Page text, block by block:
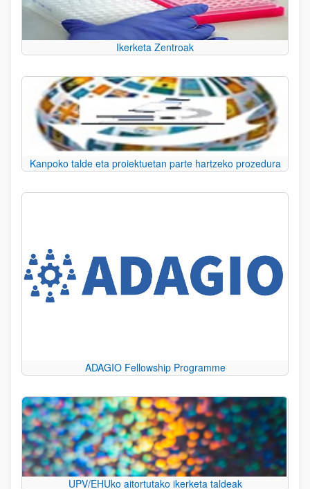
Ikerketa Zentroak
Kanpoko talde eta proiektuetan parte hartzeko prozedura
ADAGIO Fellowship Programme
UPV/EHUko aitortutako ikerketa taldeak